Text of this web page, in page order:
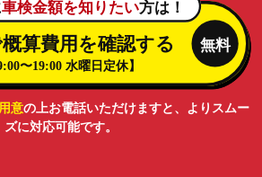
意の上お電話いただけますと、よりスムー
ズに対応可能です。